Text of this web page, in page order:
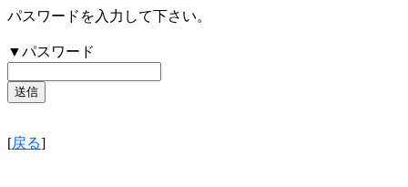
パスワードを入力して下さい。
▼パスワード
[戻る]